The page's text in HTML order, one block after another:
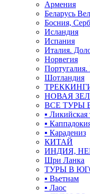
Армения
Беларусь
Босния,
Исландия
Испания
Италия.
Норвегия
Шотландия
НОВАЯ
ВСЕ ТУРЫ
▪ Ликийская
▪
▪ Карадениз
КИТАЙ
ИНДИЯ,
Шри Ланка
ТУРЫ В
▪ Вьетнам
▪ Лаос